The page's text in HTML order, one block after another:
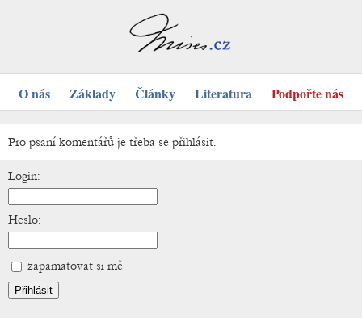
O nás Základy Články Literatura Podpořte nás
Pro psaní komentářů je třeba se přihlásit.
Login:
Heslo:
zapamatovat si mě